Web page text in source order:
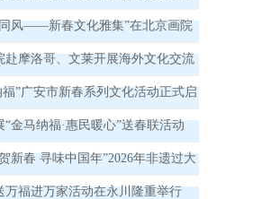
风——新春文化雅集”在北京画院
赴摩洛哥、文莱开展海外文化交流
福”广安市新春系列文化活动正式启
金马纳福·惠民暖心”送春联活动
新春 寻味中国年”2026年非遗过大
万福进万家活动在永川隆重举行